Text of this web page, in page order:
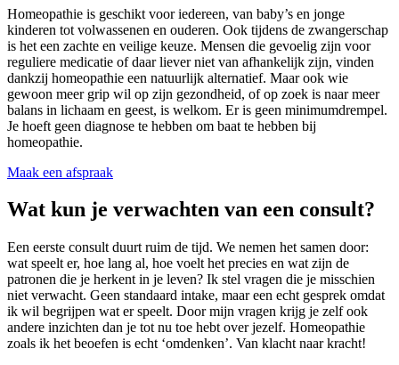
Homeopathie is geschikt voor iedereen, van baby’s en jonge
kinderen tot volwassenen en ouderen. Ook tijdens de zwangerschap
is het een zachte en veilige keuze. Mensen die gevoelig zijn voor
reguliere medicatie of daar liever niet van afhankelijk zijn, vinden
dankzij homeopathie een natuurlijk alternatief. Maar ook wie
gewoon meer grip wil op zijn gezondheid, of op zoek is naar meer
balans in lichaam en geest, is welkom. Er is geen minimumdrempel.
Je hoeft geen diagnose te hebben om baat te hebben bij
homeopathie.
Maak een afspraak
Wat kun je verwachten van een consult?
Een eerste consult duurt ruim de tijd. We nemen het samen door:
wat speelt er, hoe lang al, hoe voelt het precies en wat zijn de
patronen die je herkent in je leven? Ik stel vragen die je misschien
niet verwacht. Geen standaard intake, maar een echt gesprek omdat
ik wil begrijpen wat er speelt. Door mijn vragen krijg je zelf ook
andere inzichten dan je tot nu toe hebt over jezelf. Homeopathie
zoals ik het beoefen is echt ‘omdenken’. Van klacht naar kracht!